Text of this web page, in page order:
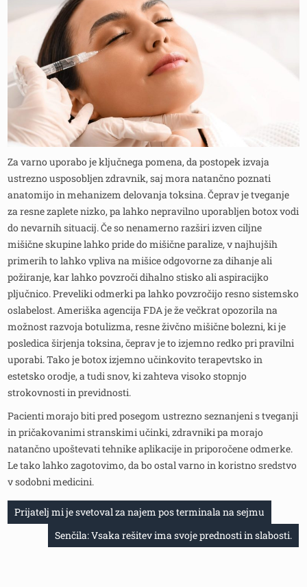
Za varno uporabo je ključnega pomena, da postopek izvaja
ustrezno usposobljen zdravnik, saj mora natančno poznati
anatomijo in mehanizem delovanja toksina. Čeprav je tveganje
za resne zaplete nizko, pa lahko nepravilno uporabljen botox vodi
do nevarnih situacij. Če so nenamerno razširi izven ciljne
mišične skupine lahko pride do mišične paralize, v najhujših
primerih to lahko vpliva na mišice odgovorne za dihanje ali
požiranje, kar lahko povzroči dihalno stisko ali aspiracijko
pljučnico. Preveliki odmerki pa lahko povzročijo resno sistemsko
oslabelost. Ameriška agencija FDA je že večkrat opozorila na
možnost razvoja botulizma, resne živčno mišične bolezni, ki je
posledica širjenja toksina, čeprav je to izjemno redko pri pravilni
uporabi. Tako je botox izjemno učinkovito terapevtsko in
estetsko orodje, a tudi snov, ki zahteva visoko stopnjo
strokovnosti in previdnosti.
Pacienti morajo biti pred posegom ustrezno seznanjeni s tveganji
in pričakovanimi stranskimi učinki, zdravniki pa morajo
natančno upoštevati tehnike aplikacije in priporočene odmerke.
Le tako lahko zagotovimo, da bo ostal varno in koristno sredstvo
v sodobni medicini.
Navigacija
prispevka
Prijatelj mi je svetoval za najem pos terminala na sejmu
Senčila: Vsaka rešitev ima svoje prednosti in slabosti.